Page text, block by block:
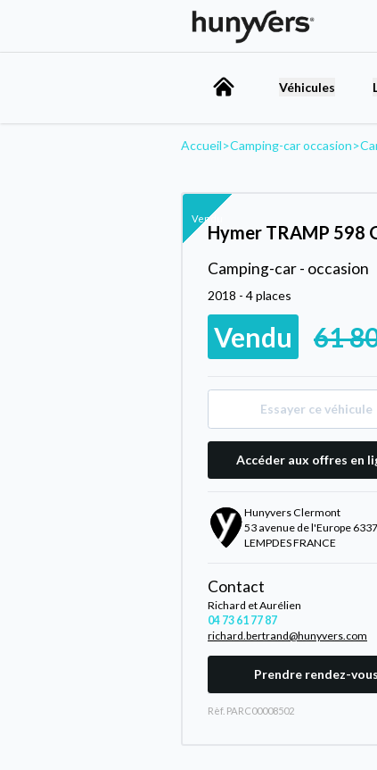
Véhicules
Accueil>Camping-car occasion>
Vendu
Hymer TRAMP 598
Camping-car - occasion
2018 - 4 places
Vendu 61
Essayer ce véhicule
Accéder aux offres en
Hunyvers Clermont
53 avenue de l'Europe
LEMPDES FRANCE
Contact
Richard et Aurélien
04 73 61 77 87
richard.bertrand@hunyvers.com
Prendre rendez-vous
Rèf. PARC00008502